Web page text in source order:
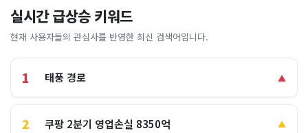
실시간 급상승 키워드
현재 사용자들의 관심사를 반영한 최신 검색어입니다.
1 태풍 경로 ▲
2 쿠팡 2분기 영업손실 8350억 ▲